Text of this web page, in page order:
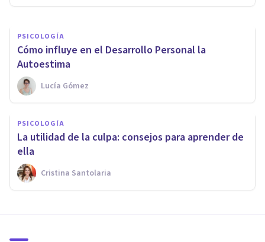
PSICOLOGÍA
Cómo influye en el Desarrollo Personal la
Autoestima
Lucía Gómez
PSICOLOGÍA
La utilidad de la culpa: consejos para aprender de
ella
Cristina Santolaria